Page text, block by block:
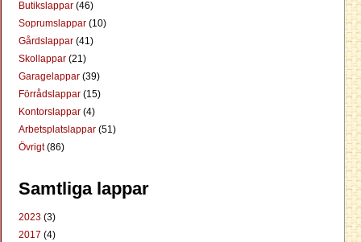
Butikslappar (46)
Soprumslappar (10)
Gårdslappar (41)
Skollappar (21)
Garagelappar (39)
Förrådslappar (15)
Kontorslappar (4)
Arbetsplatslappar (51)
Övrigt(86)
Samtliga lappar
2023 (3)
2017 (4)